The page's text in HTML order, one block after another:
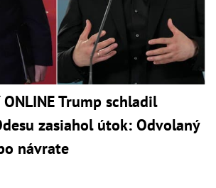
ONLINE Trump schladil
zasiahol útok: Odvolaný
návrate